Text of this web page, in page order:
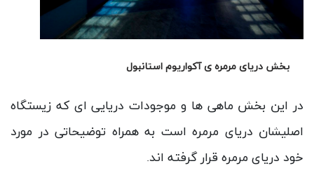
بخش دریای مرمره ی آکواریوم استانبول
در این بخش ماهی ها و موجودات دریایی ای که زیستگاه
اصلیشان دریای مرمره است به همراه توضیحاتی در مورد
خود دریای مرمره قرار گرفته اند.